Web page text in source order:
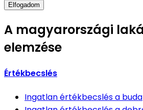
Elfogadom
A magyarországi
elemzése
Értékbecslés
Ingatlan értékbecslésa